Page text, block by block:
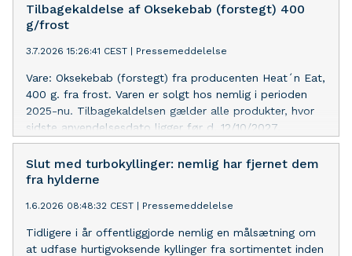
Tilbagekaldelse af Oksekebab (forstegt) 400
g/frost
3.7.2026 15:26:41 CEST Pressemeddelelse
Vare: Oksekebab (forstegt) fra producenten Heat´n Eat,
400 g. fra frost. Varen er solgt hos nemlig i perioden
2025-nu. Tilbagekaldelsen gælder alle produkter, hvor
sidste anvendelsesdato ligger før d. 12/10/2027.
Slut med turbokyllinger: nemlig har fjernet dem
fra hylderne
1.6.2026 08:48:32 CEST Pressemeddelelse
Tidligere i år offentliggjorde nemlig en målsætning om
at udfase hurtigvoksende kyllinger fra sortimentet inden